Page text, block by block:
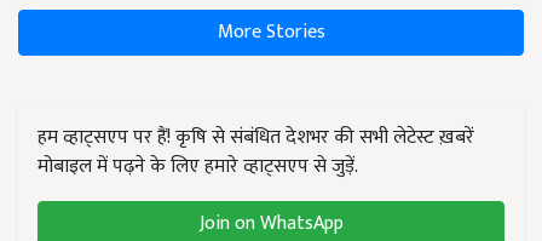
More Stories
हम व्हाट्सएप पर हैं! कृषि से संबंधित देशभर की सभी लेटेस्ट ख़बरें
मोबाइल में पढ़ने के लिए हमारे व्हाट्सएप से जुड़ें.
Join on WhatsApp